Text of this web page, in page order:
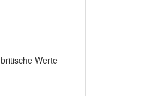
Werte